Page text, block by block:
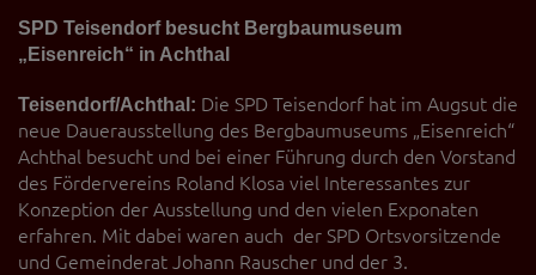
SPD Teisendorf besucht Bergbaumuseum
„Eisenreich“ in Achthal
Teisendorf/Achthal: Die SPD Teisendorf hat im Augsut die
neue Dauerausstellung des Bergbaumuseums „Eisenreich“
Achthal besucht und bei einer Führung durch den Vorstand
des Fördervereins Roland Klosa viel Interessantes zur
Konzeption der Ausstellung und den vielen Exponaten
erfahren. Mit dabei waren auch der SPD Ortsvorsitzende
und Gemeinderat Johann Rauscher und der 3.